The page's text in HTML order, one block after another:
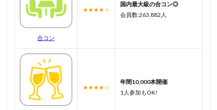
合コン
★★★★☆
国内最大級の合コン◎
会員数:263,882人
★★★★☆
年間10,000本開催
1人参加もOK!